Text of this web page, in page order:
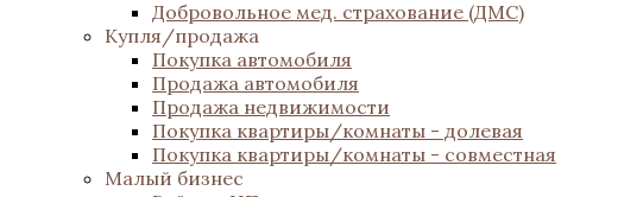
Добровольное мед. страхование (ДМС)
Купля/продажа
Покупка автомобиля
Продажа автомобиля
Продажа недвижимости
Покупка квартиры/комнаты - долевая
Покупка квартиры/комнаты - совместная
Малый бизнес